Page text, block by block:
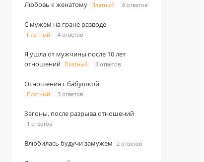
Любовь к женатому Платный 8 ответов
С мужем на гране разводе
Платный 4 ответов
Я ушла от мужчины после 10 лет
отношений Платный 3 ответов
Отношения с бабушкой
Платный 3 ответов
Загоны, после разрыва отношений
1 ответов
Влюбилась будучи замужем 2 ответов